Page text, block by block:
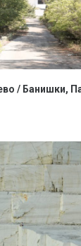
/ Банишки,